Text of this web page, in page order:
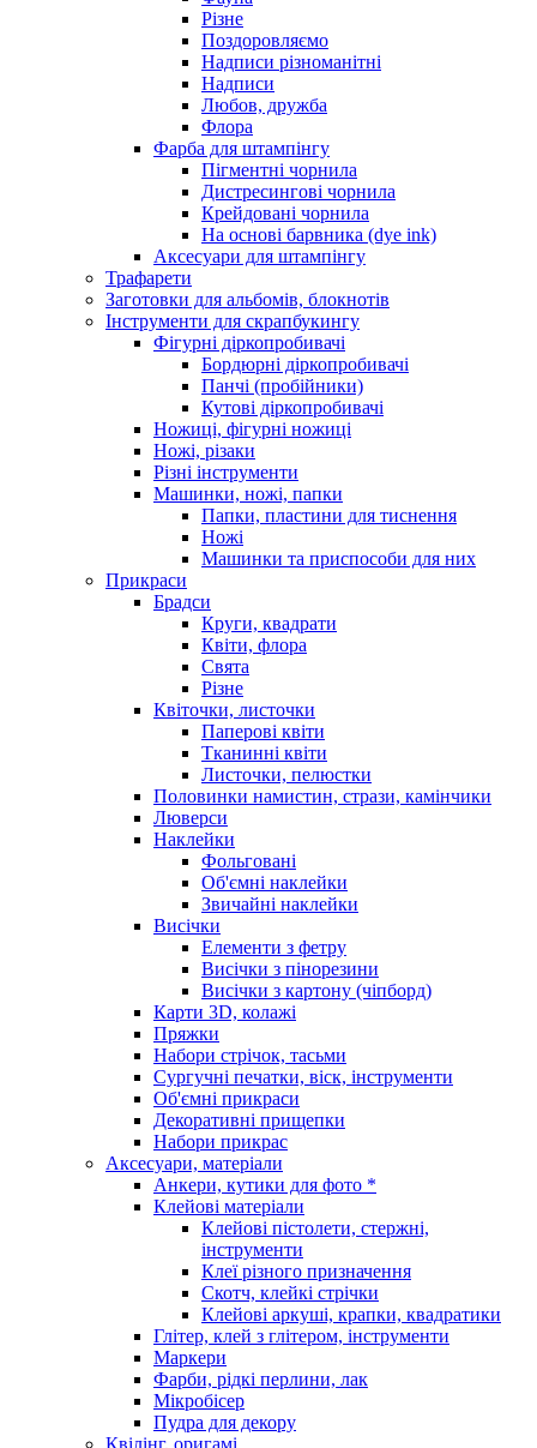
Різне
Поздоровляємо
Надписи різноманітні
Надписи
Любов, дружба
Флора
Фарба для штампінгу
Пігментні чорнила
Дистресингові чорнила
Крейдовані чорнила
На основі барвника (dye ink)
Аксесуари для штампінгу
Трафарети
Заготовки для альбомів, блокнотів
Інструменти для скрапбукингу
Фігурні діркопробивачі
Бордюрні діркопробивачі
Панчі (пробійники)
Кутові діркопробивачі
Ножиці, фігурні ножиці
Ножі, різаки
Різні інструменти
Машинки, ножі, папки
Папки, пластини для тиснення
Ножі
Машинки та приспособи для них
Прикраси
Брадси
Круги, квадрати
Квіти, флора
Свята
Різне
Квіточки, листочки
Паперові квіти
Тканинні квіти
Листочки, пелюстки
Половинки намистин, стрази, камінчики
Люверси
Наклейки
Фольговані
Об'ємні наклейки
Звичайні наклейки
Висічки
Елементи з фетру
Висічки з пінорезини
Висічки з картону (чіпборд)
Карти 3D, колажі
Пряжки
Набори стрічок, тасьми
Сургучні печатки, віск, інструменти
Об'ємні прикраси
Декоративні прищепки
Набори прикрас
Аксесуари, матеріали
Анкери, кутики для фото *
Клейові матеріали
Клейові пістолети, стержні,
інструменти
Клеї різного призначення
Скотч, клейкі стрічки
Клейові аркуші, крапки, квадратики
Глітер, клей з глітером, інструменти
Маркери
Фарби, рідкі перлини, лак
Мікробісер
Пудра для декору
Квілінг, оригамі